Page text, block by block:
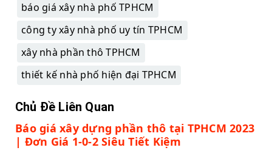
báo giá xây nhà phố TPHCM
công ty xây nhà phố uy tín TPHCM
xây nhà phần thô TPHCM
thiết kế nhà phố hiện đại TPHCM
Chủ Đề Liên Quan
Báo giá xây dựng phần thô tại TPHCM 2023
| Đơn Giá 1-0-2 Siêu Tiết Kiệm